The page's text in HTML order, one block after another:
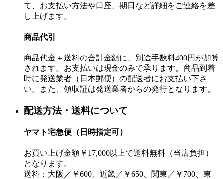
て、お支払い方法や口座、期日など詳細をご連絡を差
し上げます。
商品代引
商品代金＋送料の合計金額に、別途手数料400円が加算
されます。お支払いは現金のみで承ります。商品到着
時に発送業者（日本郵便）の配送者にお支払い下さ
い。また、領収証は発送業者からの発行となります。
配送方法・送料について
ヤマト宅急便（日時指定可）
お買い上げ金額￥17,000以上で送料無料（当店負担）
となります。
送料：大阪／￥600、近畿／￥650、関東／￥700、東